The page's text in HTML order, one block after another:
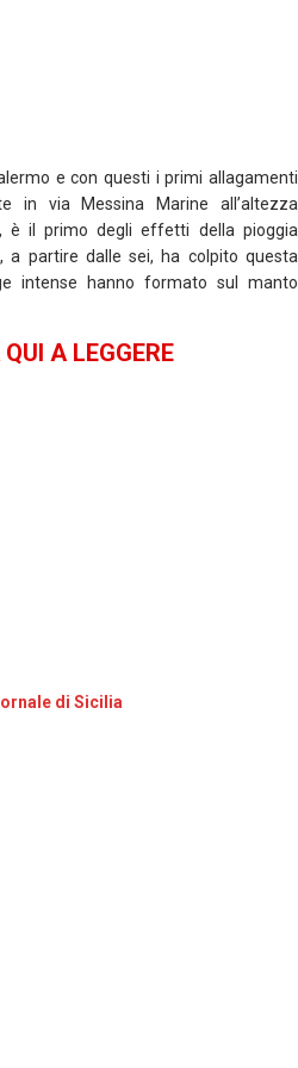
e con questi i primi allagamenti
in via Messina Marine all’altezza
è il primo degli effetti della pioggia
a partire dalle sei, ha colpito questa
intense hanno formato sul manto
A LEGGERE
di Sicilia